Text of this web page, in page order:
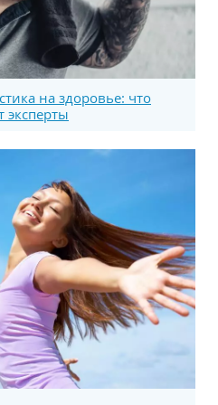
на здоровье: что
эксперты